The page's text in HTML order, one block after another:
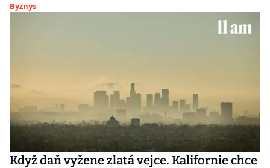
Byznys
Když daň vyžene zlatá vejce. Kalifornie chce